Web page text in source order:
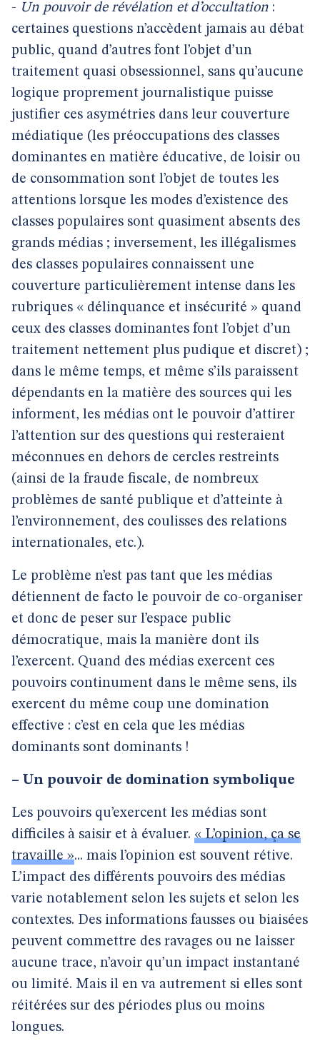
- Un pouvoir de révélation et d’occultation :
certaines questions n’accèdent jamais au débat
public, quand d’autres font l’objet d’un
traitement quasi obsessionnel, sans qu’aucune
logique proprement journalistique puisse
justifier ces asymétries dans leur couverture
médiatique (les préoccupations des classes
dominantes en matière éducative, de loisir ou
de consommation sont l’objet de toutes les
attentions lorsque les modes d’existence des
classes populaires sont quasiment absents des
grands médias ; inversement, les illégalismes
des classes populaires connaissent une
couverture particulièrement intense dans les
rubriques « délinquance et insécurité » quand
ceux des classes dominantes font l’objet d’un
traitement nettement plus pudique et discret) ;
dans le même temps, et même s’ils paraissent
dépendants en la matière des sources qui les
informent, les médias ont le pouvoir d’attirer
l’attention sur des questions qui resteraient
méconnues en dehors de cercles restreints
(ainsi de la fraude fiscale, de nombreux
problèmes de santé publique et d’atteinte à
l’environnement, des coulisses des relations
internationales, etc.).
Le problème n’est pas tant que les médias
détiennent de facto le pouvoir de co-organiser
et donc de peser sur l’espace public
démocratique, mais la manière dont ils
l’exercent. Quand des médias exercent ces
pouvoirs continument dans le même sens, ils
exercent du même coup une domination
effective : c’est en cela que les médias
dominants sont dominants !
– Un pouvoir de domination symbolique
Les pouvoirs qu’exercent les médias sont
difficiles à saisir et à évaluer. « L’opinion, ça se
travaille »... mais l’opinion est souvent rétive.
L’impact des différents pouvoirs des médias
varie notablement selon les sujets et selon les
contextes. Des informations fausses ou biaisées
peuvent commettre des ravages ou ne laisser
aucune trace, n’avoir qu’un impact instantané
ou limité. Mais il en va autrement si elles sont
réitérées sur des périodes plus ou moins
longues.